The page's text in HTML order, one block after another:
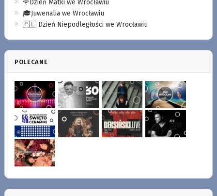
🌹Dzień Matki we Wrocławiu
🎓Juwenalia we Wrocławiu
🇵🇱 Dzień Niepodległości we Wrocławiu
POLECANE